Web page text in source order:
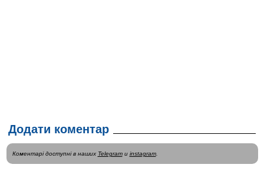
Додати коментар
Коментарі доступні в наших Telegramи instagram.